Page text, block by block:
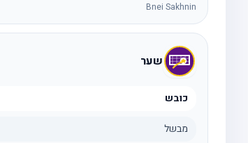
Bnei Sakhnin
שער
כובש
מבשל